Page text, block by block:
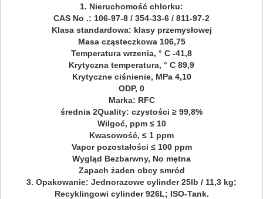
1. Nieruchomość chlorku:
CAS No .: 106-97-8 / 354-33-6 / 811-97-2
Klasa standardowa: klasy przemysłowej
Masa cząsteczkowa 106,75
Temperatura wrzenia, ° C -41,8
Krytyczna temperatura, ° C 89,9
Krytyczne ciśnienie, MPa 4,10
ODP, 0
Marka: RFC
średnia 2Quality: czystości ≥ 99,8%
Wilgoć, ppm ≤ 10
Kwasowość, ≤ 1 ppm
Vapor pozostałości ≤ 100 ppm
Wygląd Bezbarwny, No mętna
Zapach żaden obcy smród
3. Opakowanie: Jednorazowe cylinder 25lb / 11,3 kg;
Recyklingowi cylinder 926L; ISO-Tank.